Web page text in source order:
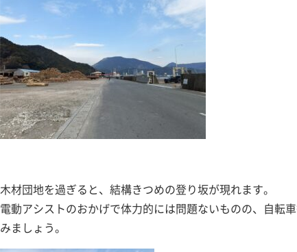
木材団地を過ぎると、結構きつめの登り坂が現れます。
電動アシストのおかげで体力的には問題ないものの、自転
みましょう。